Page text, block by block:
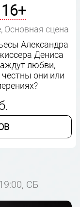
Основная сцена
Александра
Дениса
любви,
честны они или
СБ